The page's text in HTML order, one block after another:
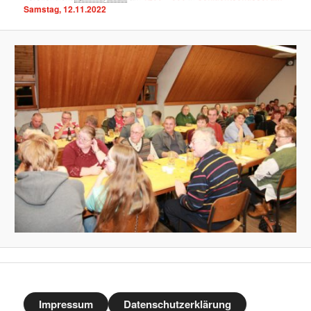
Samstag, 12.11.2022
Impressum Datenschutzerklärung